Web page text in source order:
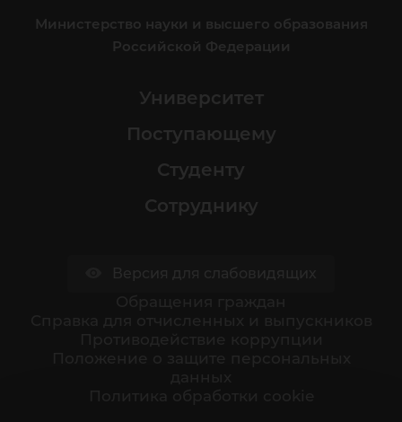
Министерство науки и высшего образования
Российской Федерации
Университет
Поступающему
Студенту
Сотруднику